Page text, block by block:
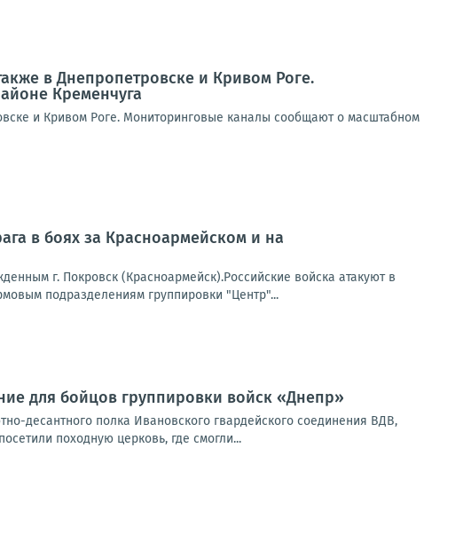
в Днепропетровске и Кривом Роге.
Кременчуга
и Кривом Роге. Мониторинговые каналы сообщают о масштабном
в боях за Красноармейском и на
г. Покровск (Красноармейск).Российские войска атакуют в
подразделениям группировки "Центр"...
для бойцов группировки войск «Днепр»
десантного полка Ивановского гвардейского соединения ВДВ,
походную церковь, где смогли...